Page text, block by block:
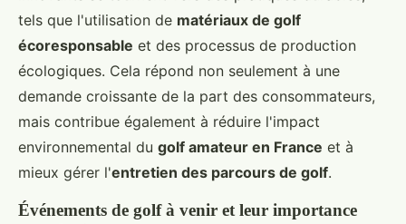
tels que l'utilisation de matériaux de golf
écoresponsable et des processus de production
écologiques. Cela répond non seulement à une
demande croissante de la part des consommateurs,
mais contribue également à réduire l'impact
environnemental du golf amateur en France et à
mieux gérer l'entretien des parcours de golf.
Événements de golf à venir et leur importance